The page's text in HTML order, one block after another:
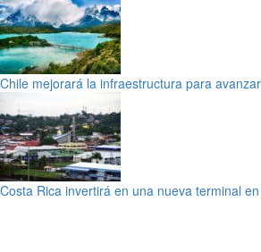
Chile mejorará la infraestructura para
Costa Rica invertirá en una nueva terminal